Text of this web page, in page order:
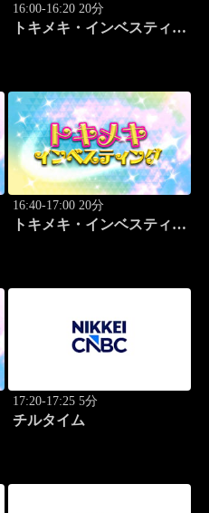
16:00-16:20 20分
トキメキ・インベスティン
16:40-17:00 20分
トキメキ・インベスティン
17:20-17:25 5分
チルタイム